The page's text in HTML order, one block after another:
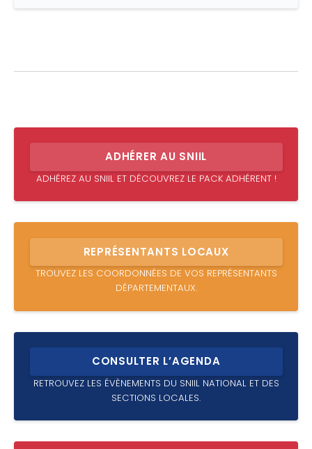
ADHÉRER AU SNIIL
ADHÉREZ AU SNIIL ET DÉCOUVREZ LE PACK ADHÉRENT !
REPRÉSENTANTS LOCAUX
TROUVEZ LES COORDONNÉES DE VOS REPRÉSENTANTS
DÉPARTEMENTAUX.
CONSULTER L’AGENDA
RETROUVEZ LES ÉVÈNEMENTS DU SNIIL NATIONAL ET DES
SECTIONS LOCALES.